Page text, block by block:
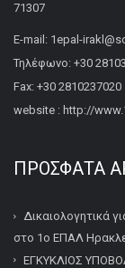
71307
E-mail: 1epal-
Τηλέφωνο: +30
Fax: +30 2810237020
website : http://
ΠΡΌΣΦΑΤΑ
Δικαιολογητικά
στο 1ο ΕΠΑΛ
ΕΓΚΥΚΛΙΟΣ